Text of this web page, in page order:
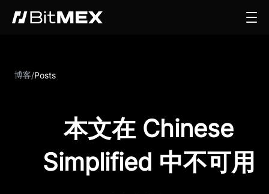
博客/Posts
本文在 Chinese
Simplified 中不可用